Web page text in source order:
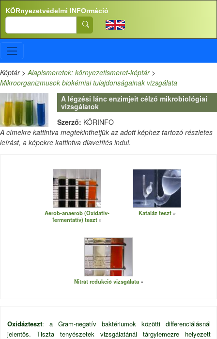
Ugrás a tartalomra
KÖRnyezetvédelmi INFOrmáció
Search
Képtár>Alapismeretek: környezetismeret-képtár>
Mikroorganizmusok biokémiai tulajdonságainak vizsgálata
A légzési lánc enzimjeit célzó mikrobiológiai
vizsgálatok
Szerző: KÖRINFO
A címekre kattintva megtekinthetjük az adott képhez tartozó részletes
leírást, a képekre kattintva diavetítés indul.
Aerob-anaerob (Oxidatív-
fermentatív) teszt
Kataláz teszt
Nitrát redukció vizsgálata
Oxidázteszt: a Gram-negatív baktériumok közötti differenciálásnál
jelentős. Tiszta tenyészetek vizsgálatánál tárgylemezre helyezett